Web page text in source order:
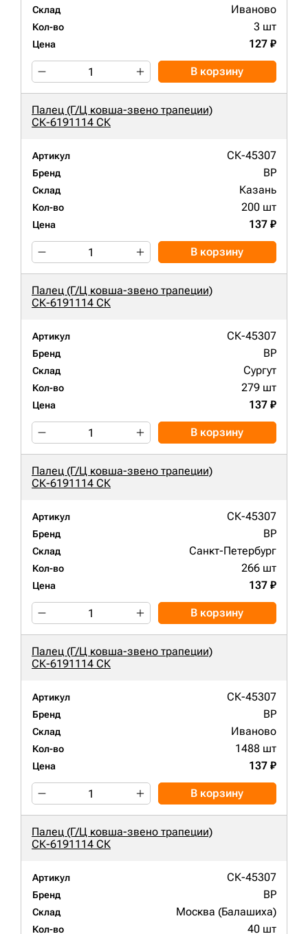
Склад Иваново
Кол-во 3 шт
Цена 127 ₽
В корзину
Палец (Г/Ц ковша-звено трапеции)
СК-6191114 СК
Артикул СК-45307
Бренд BP
Склад Казань
Кол-во 200 шт
Цена 137 ₽
В корзину
Палец (Г/Ц ковша-звено трапеции)
СК-6191114 СК
Артикул СК-45307
Бренд BP
Склад Сургут
Кол-во 279 шт
Цена 137 ₽
В корзину
Палец (Г/Ц ковша-звено трапеции)
СК-6191114 СК
Артикул СК-45307
Бренд BP
Склад Санкт-Петербург
Кол-во 266 шт
Цена 137 ₽
В корзину
Палец (Г/Ц ковша-звено трапеции)
СК-6191114 СК
Артикул СК-45307
Бренд BP
Склад Иваново
Кол-во 1488 шт
Цена 137 ₽
В корзину
Палец (Г/Ц ковша-звено трапеции)
СК-6191114 СК
Артикул СК-45307
Бренд BP
Склад Москва (Балашиха)
Кол-во 40 шт